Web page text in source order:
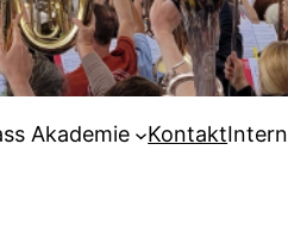
Akademie KontaktIntern